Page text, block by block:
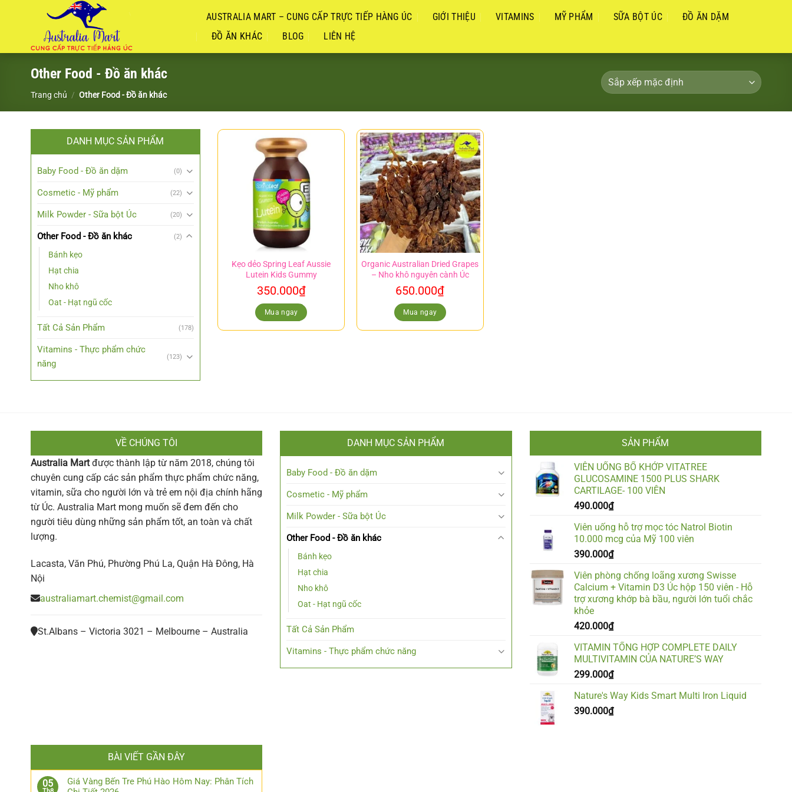
dung
AUSTRALIA MART – CUNG CẤP TRỰC TIẾP HÀNG ÚC GIỚI THIỆU VITAMINS MỸ PHẨM SỮA BỘT ÚC
ĐỒ ĂN DẶM
ĐỒ ĂN KHÁC
BLOG LIÊN HỆ
Other Food - Đồ ăn khác
Trang chủ / Other Food - Đồ ăn khác
DANH MỤC SẢN PHẨM
Baby Food - Đồ ăn dặm (0)
Cosmetic - Mỹ phẩm (22)
Milk Powder - Sữa bột Úc (20)
Other Food - Đồ ăn khác (2)
Bánh kẹo
Hạt chia
Nho khô
Oat - Hạt ngũ cốc
Tất Cả Sản Phẩm (178)
Vitamins - Thực phẩm chức
năng
(123)
Kẹo dẻo Spring Leaf Aussie
Lutein Kids Gummy
350.000₫
Mua ngay
Organic Australian Dried Grapes
– Nho khô nguyên cành Úc
650.000₫
Mua ngay
VỀ CHÚNG TÔI
Australia Martđược thành lập từ năm 2018, chúng tôi
chuyên cung cấp các sản phẩm thực phẩm chức năng,
vitamin, sữa cho người lớn và trẻ em nội địa chính hãng
từ Úc. Australia Mart mong muốn sẽ đem đến cho
người tiêu dùng những sản phẩm tốt, an toàn và chất
lượng.
Lacasta, Văn Phú, Phường Phú La, Quận Hà Đông, Hà
Nội
australiamart.chemist@gmail.com
St.Albans – Victoria 3021 – Melbourne – Australia
DANH MỤC SẢN PHẨM
Baby Food - Đồ ăn dặm
Cosmetic - Mỹ phẩm
Milk Powder - Sữa bột Úc
Other Food - Đồ ăn khác
Bánh kẹo
Hạt chia
Nho khô
Oat - Hạt ngũ cốc
Tất Cả Sản Phẩm
Vitamins - Thực phẩm chức năng
SẢN PHẨM
VIÊN UỐNG BỔ KHỚP VITATREE
GLUCOSAMINE 1500 PLUS SHARK
CARTILAGE- 100 VIÊN
490.000₫
Viên uống hỗ trợ mọc tóc Natrol Biotin
10.000 mcg của Mỹ 100 viên
390.000₫
Viên phòng chống loãng xương Swisse
Calcium + Vitamin D3 Úc hộp 150 viên - Hỗ
trợ xương khớp bà bầu, người lớn tuổi chắc
khỏe
420.000₫
VITAMIN TỔNG HỢP COMPLETE DAILY
MULTIVITAMIN CỦA NATURE’S WAY
299.000₫
Nature's Way Kids Smart Multi Iron Liquid
390.000₫
BÀI VIẾT GẦN ĐÂY
05
Giá Vàng Bến Tre Phú Hào Hôm Nay: Phân Tích